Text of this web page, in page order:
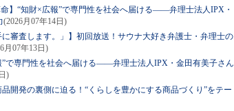
】“知財×広報”で専門性を社会へ届ける――弁理士法人IPX・
(2026月07年14日)
審査します。」】初回放送！サウナ大好き弁護士・弁理士の
月07年13日)
”で専門性を社会へ届ける――弁理士法人IPX・金田有美子さん
)
開発の裏側に迫る！“くらしを豊かにする商品づくり”をテー